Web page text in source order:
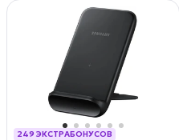
249 ЭКСТРАБОНУСОВ